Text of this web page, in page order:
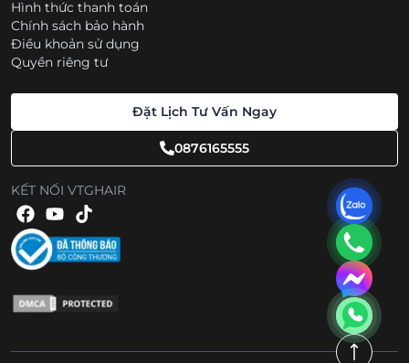
Hình thức thanh toán
Chính sách bảo hành
Điều khoản sử dụng
Quyền riêng tư
Đặt Lịch Tư Vấn Ngay
0876165555
KẾT NỐI VTGHAIR